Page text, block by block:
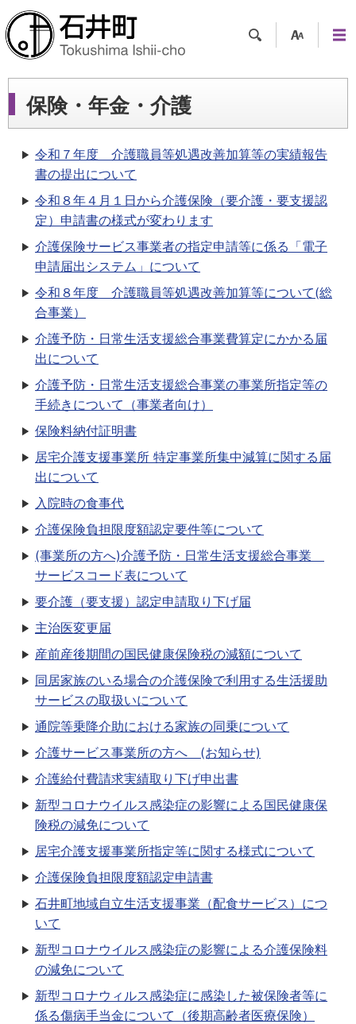
ツー
ュー
保険・年金・介護
令和７年度 介護職員等処遇改善加算等の実績報告
書の提出について
令和８年４月１日から介護保険（要介護・要支援認
定）申請書の様式が変わります
介護保険サービス事業者の指定申請等に係る「電子
申請届出システム」について
令和８年度 介護職員等処遇改善加算等について(総
合事業）
介護予防・日常生活支援総合事業費算定にかかる届
出について
介護予防・日常生活支援総合事業の事業所指定等の
手続きについて（事業者向け）
保険料納付証明書
居宅介護支援事業所 特定事業所集中減算に関する届
出について
入院時の食事代
介護保険負担限度額認定要件等について
(事業所の方へ)介護予防・日常生活支援総合事業
サービスコード表について
要介護（要支援）認定申請取り下げ届
主治医変更届
産前産後期間の国民健康保険税の減額について
同居家族のいる場合の介護保険で利用する生活援助
サービスの取扱いについて
通院等乗降介助における家族の同乗について
介護サービス事業所の方へ (お知らせ)
介護給付費請求実績取り下げ申出書
新型コロナウイルス感染症の影響による国民健康保
険税の減免について
居宅介護支援事業所指定等に関する様式について
介護保険負担限度額認定申請書
石井町地域自立生活支援事業（配食サービス）につ
いて
新型コロナウイルス感染症の影響による介護保険料
の減免について
新型コロナウィルス感染症に感染した被保険者等に
係る傷病手当金について（後期高齢者医療保険）